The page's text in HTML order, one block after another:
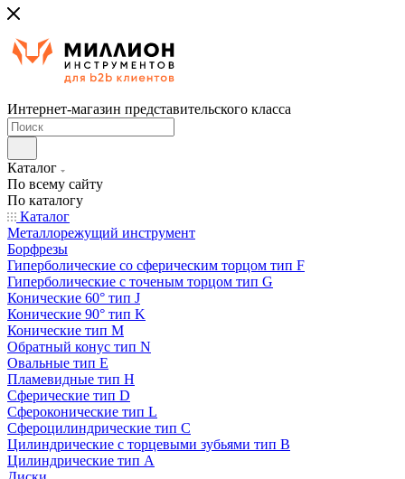
Интернет-магазин представительского класса
Каталог
По всему сайту
По каталогу
Каталог
Металлорежущий инструмент
Борфрезы
Гиперболические cо сферическим торцом тип F
Гиперболические с точеным торцом тип G
Конические 60° тип J
Конические 90° тип K
Конические тип M
Обратный конус тип N
Овальные тип E
Пламевидные тип H
Сферические тип D
Сфероконические тип L
Сфероцилиндрические тип C
Цилиндрические с торцевыми зубьями тип B
Цилиндрические тип А